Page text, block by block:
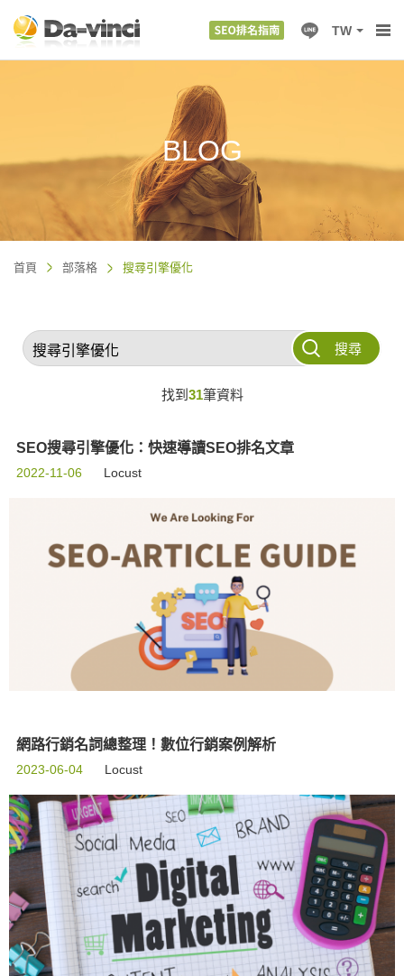
TW
BLOG
首頁 部落格 搜尋引擎優化
搜尋
找到 31筆資料
SEO搜尋引擎優化：快速導讀SEO排名文章
2022-11-06 Locust
網路行銷名詞總整理！數位行銷案例解析
2023-06-04 Locust